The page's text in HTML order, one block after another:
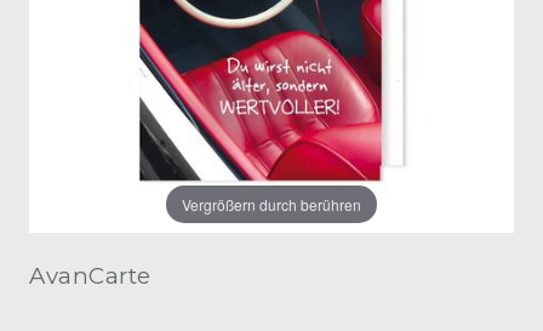
Vergrößern durch berühren
AvanCarte